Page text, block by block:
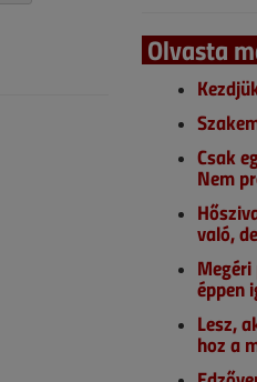
Olvasta
Csak
Nem
való,
éppen
Lesz,
hoz a